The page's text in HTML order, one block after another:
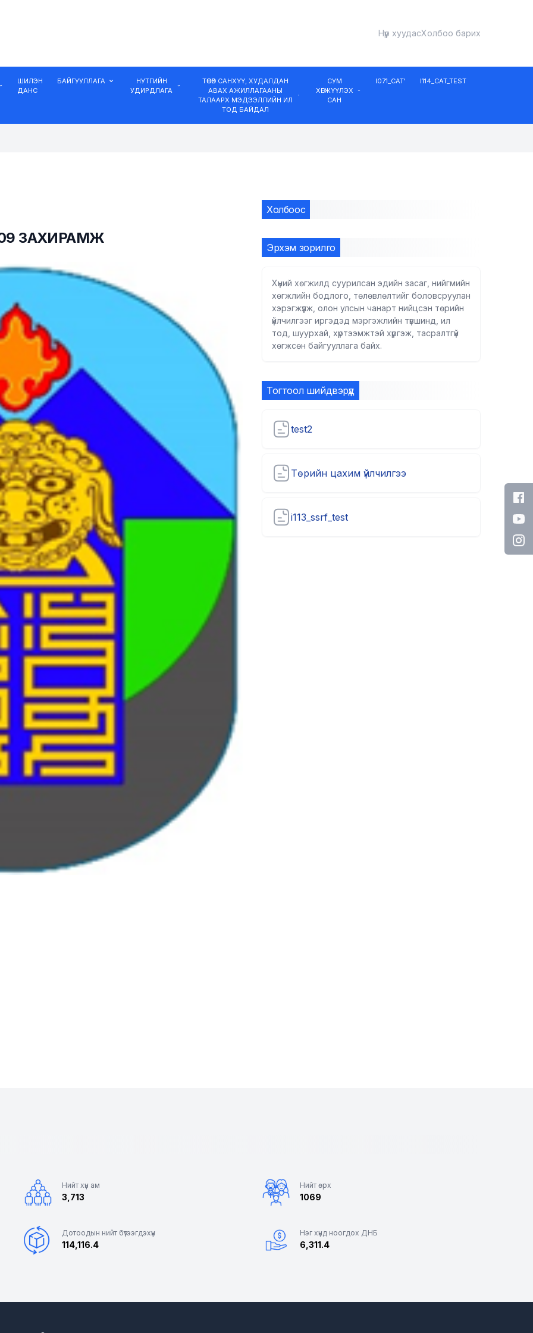
Нүүр хуудасХолбоо барих
ШИЛЭН
ДАНС
БАЙГУУЛЛАГА
НУТГИЙН
УДИРДЛАГА
ТӨСӨВ САНХҮҮ, ХУДАЛДАН
АВАХ АЖИЛЛАГААНЫ
ТАЛААРХ МЭДЭЭЛЛИЙН ИЛ
ТОД БАЙДАЛ
СУМ
ХӨГЖҮҮЛЭХ
САН
I071_CAT' I114_CAT_TEST
ЗАХИРАМЖ
Холбоос
Эрхэм зорилго
Хүний хөгжилд суурилсан эдийн засаг, нийгмийн
хөгжлийн бодлого, төлөвлөлтийг боловсруулан
хэрэгжүүлж, олон улсын чанарт нийцсэн төрийн
үйлчилгээг иргэдэд мэргэжлийн түвшинд, ил
тод, шуурхай, хүртээмжтэй хүргэж, тасралтгүй
хөгжсөн байгууллага байх.
Тогтоол шийдвэрүүд
test2
Төрийн цахим үйлчилгээ
i113_ssrf_test
Нийт хүн ам
3,713
Нийт өрх
1069
Дотоодын нийт бүтээгдэхүүн
114,116.4
Нэг хүнд ноогдох ДНБ
6,311.4